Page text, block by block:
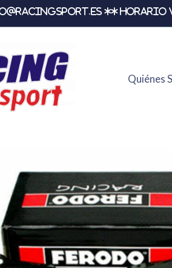
** HORARIO
Quiénes
Racing Fcp1543r